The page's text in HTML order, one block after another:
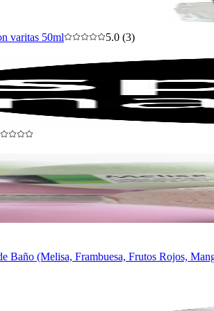
varitas 50ml
5.0 (3)
Baño (Melisa, Frambuesa, Frutos Rojos,